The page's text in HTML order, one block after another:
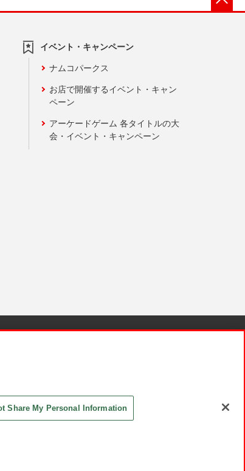
イベント・キャンペーン
ナムコパークス
お店で開催するイベント・キャン
ペーン
アーケードゲーム 各タイトルの大
会・イベント・キャンペーン
Share My Personal Information